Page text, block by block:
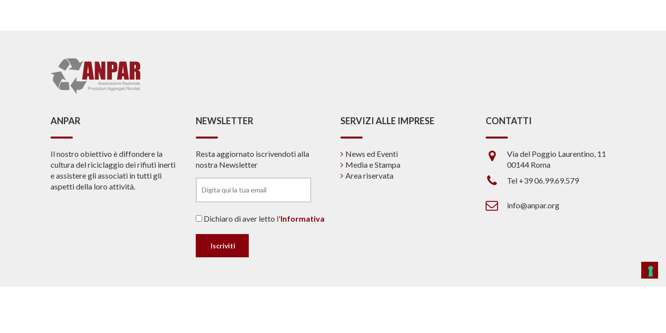
ANPAR
Il nostro obiettivo è diffondere la
cultura del riciclaggio dei rifiuti inerti
e assistere gli associati in tutti gli
aspetti della loro attività.
NEWSLETTER
Resta aggiornato iscrivendoti alla
nostra Newsletter
Dichiaro di aver letto l'Informativa
SERVIZI ALLE IMPRESE
News ed Eventi
Media e Stampa
Area riservata
CONTATTI
Via del Poggio Laurentino, 11
00144 Roma
Tel +39 06.99.69.579
info@anpar.org